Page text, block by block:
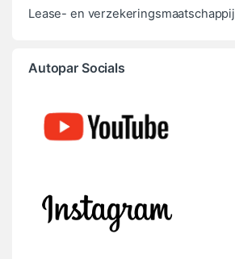
Lease- en verzekeringsmaatschappij
Autopar Socials